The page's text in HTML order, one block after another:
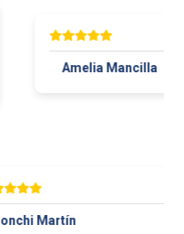
Amelia Mancilla
Conchi Martín